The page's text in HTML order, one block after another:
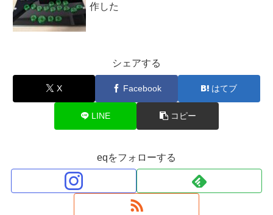
作した
シェアする
X Facebook はてブ
LINE コピー
eqをフォローする